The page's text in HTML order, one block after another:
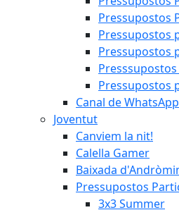
Pressupostos
Pressupostos
Pressupostos
Pressupostos
Canal de
Joventut
Canviem la nit!
Calella Gamer
Baixada
Pressupostos
3x3 Summer